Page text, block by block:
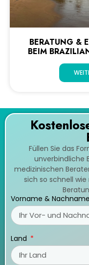
BERATUNG &
BEIM
Füllen Sie das
unverbindliche
medizinischen
sich so schnell
Vorname & Nachname
Land